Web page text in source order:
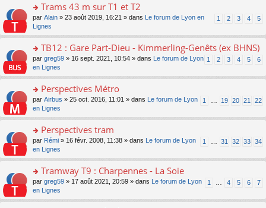
s
ré
e
lu
pl
ré
c
e
nt
e
n
o
n
lu
pl
ré
c
e
nt
s
s
a
n
o
n
lu
le
u
c
e
nt
er
le
m
e
s
s
a
n
o
n
lu
le
u
c
e
nt
o
s
er
le
m
e
s
s
a
n
o
n
lu
le
u
Trams 43 m sur T1 et T2
1 2 3 4 5
par Alain » 23 août 2019, 16:21 » dans
Le forum de Lyon en
Lignes
o
n
s
er
le
m
e
s
s
a
n
o
n
lu
TB12 : Gare Part-Dieu - Kimmerling-Genêts (ex BHNS)
1 2 3 4 5 6
par greg59 » 16 sept. 2021, 10:54 » dans
Le forum de Lyon
en Lignes
o
n
s
er
le
m
e
s
s
a
Perspectives Métro
1 19 20 21 22
par Airbus » 25 oct. 2016, 11:01 » dans
Le forum de Lyon
en Lignes
o
n
s
er
le
m
e
Perspectives tram
1 31 32 33 34
par Rémi » 16 févr. 2008, 11:38 » dans
Le forum de Lyon
en Lignes
o
n
s
Tramway T9 : Charpennes - La Soie
1 4 5 6 7
par greg59 » 17 août 2021, 20:59 » dans
Le forum de Lyon
en Lignes